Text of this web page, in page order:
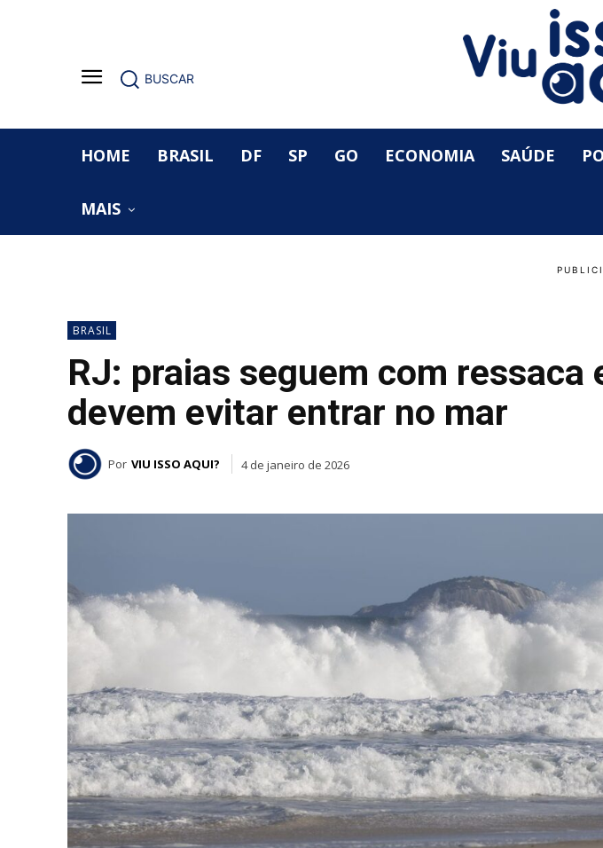
BUSCAR
HOME BRASIL DF SP GO ECONOMIA SAÚDE
MAIS
BRASIL
RJ: praias seguem com ressaca
devem evitar entrar no mar
Por VIU ISSO AQUI? 4 de janeiro de 2026